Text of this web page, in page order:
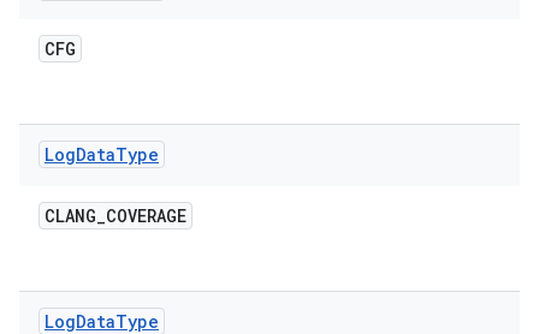
CFG
LogDataType
CLANG_COVERAGE
LogDataType